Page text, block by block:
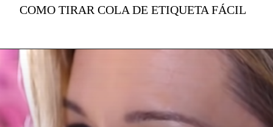
COMO TIRAR COLA DE ETIQUETA FÁCIL